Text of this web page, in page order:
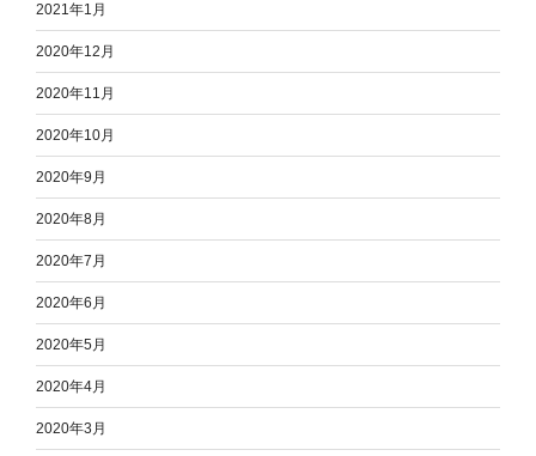
2021年1月
2020年12月
2020年11月
2020年10月
2020年9月
2020年8月
2020年7月
2020年6月
2020年5月
2020年4月
2020年3月